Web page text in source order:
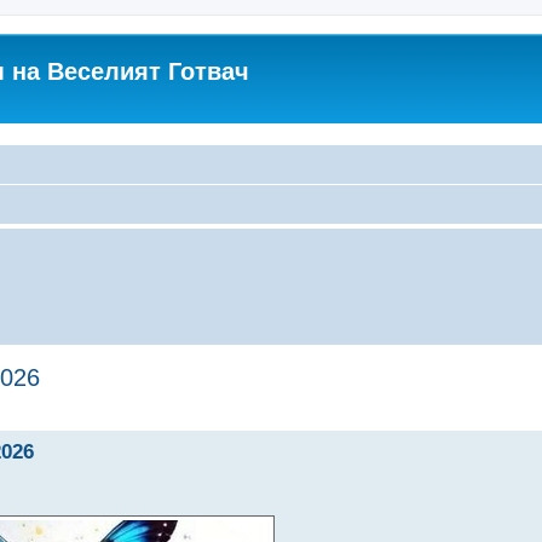
Веселият Готвач